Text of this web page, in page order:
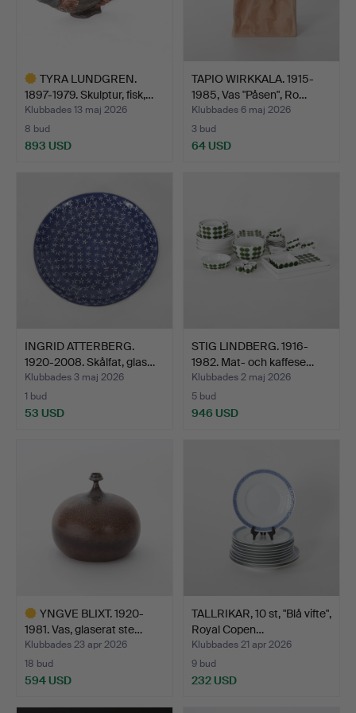
TYRA LUNDGREN.
1897-1979. Skulptur, fisk,…
Klubbades 13 maj 2026
8 bud
893 USD
TAPIO WIRKKALA. 1915-
1985, Vas "Påsen", Ro…
Klubbades 6 maj 2026
3 bud
64 USD
INGRID ATTERBERG.
1920-2008. Skålfat, glas…
Klubbades 3 maj 2026
1 bud
53 USD
STIG LINDBERG. 1916-
1982. Mat- och kaffese…
Klubbades 2 maj 2026
5 bud
946 USD
YNGVE BLIXT. 1920-
1981. Vas, glaserat ste…
Klubbades 23 apr 2026
18 bud
594 USD
TALLRIKAR, 10 st, "Blå vifte",
Royal Copen…
Klubbades 21 apr 2026
9 bud
232 USD